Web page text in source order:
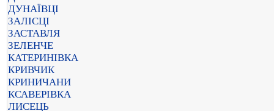
ДУНАЇВЦІ
ЗАЛІСЦІ
ЗАСТАВЛЯ
ЗЕЛЕНЧЕ
КАТЕРИНІВКА
КРИВЧИК
КРИНИЧАНИ
КСАВЕРІВКА
ЛИСЕЦЬ